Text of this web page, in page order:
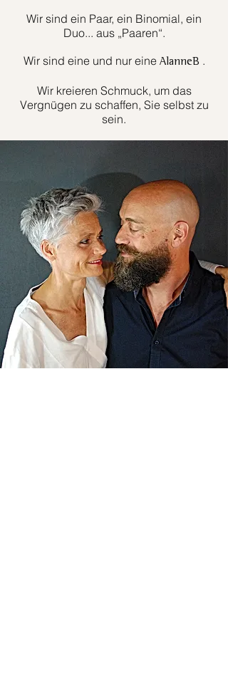
Wir sind ein Paar, ein Binomial, ein
Duo... aus „Paaren“.
Wir sind eine und nur eine AlanneB .
Wir kreieren Schmuck, um das
Vergnügen zu schaffen, Sie selbst zu
sein.